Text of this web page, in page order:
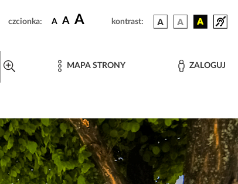
czcionka: A A A kontrast:
MAPA STRONY ZALOGUJ